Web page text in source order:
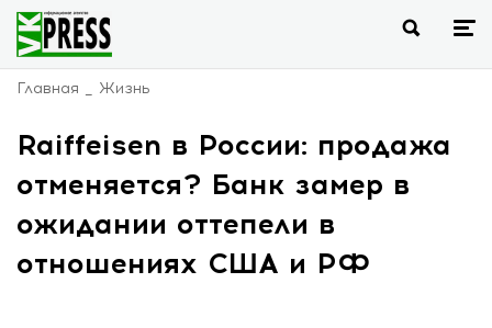
Главная Жизнь
Raiffeisen в России: продажа
отменяется? Банк замер в
ожидании оттепели в
отношениях США и РФ